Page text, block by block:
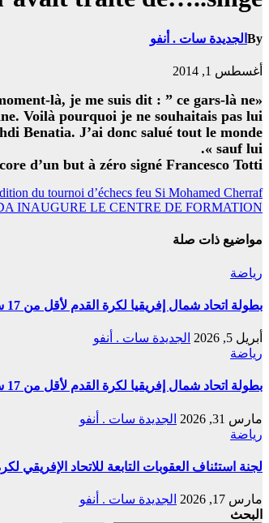
By الجديدة سات . أنفو
أغسطس 1, 2014
là, je me suis dit : ” ce gars-là ne
Voilà pourquoi je ne souhaitais pas lui
Benatia. J’ai donc salué tout le monde
sauf lui ».
d’un but à zéro signé Francesco Totti.
تصفّح
المقالات
du tournoi d’échecs feu Si Mohamed Cherraf
INAUGURE LE CENTRE DE FORMATION
مواضيع ذات صلة
رياضة
بطولة اتحاد شمال إفريقيا لكرة القدم لأقل من 17 سنة ..المنتخب المغربي يحقق التتويج بالعلامة الكاملة
أبريل 5, 2026
الجديدة سات . أنفو
رياضة
بطولة اتحاد شمال إفريقيا لكرة القدم لأقل من 17 سنة ..المنتخب المغربي يفوز على نظيره المصري (2 -1)
مارس 31, 2026
الجديدة سات . أنفو
رياضة
لجنة استئناف العقوبات التابعة للاتحاد الإفريقي
مارس 17, 2026
الجديدة سات . أنفو
البحث